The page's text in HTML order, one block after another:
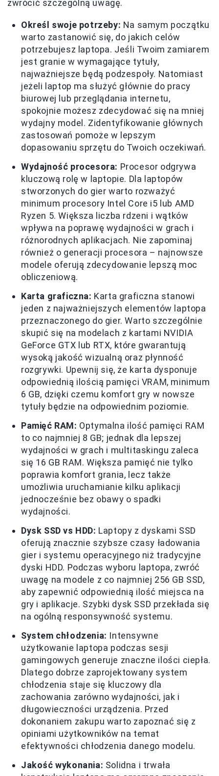
zwrócić szczególną uwagę.
Określ swoje potrzeby: Na samym początku
warto zastanowić się, do jakich celów
potrzebujesz laptopa. Jeśli Twoim zamiarem
jest granie w wymagające tytuły,
najważniejsze będą podzespoły. Natomiast
jeżeli laptop ma służyć głównie do pracy
biurowej lub przeglądania internetu,
spokojnie możesz zdecydować się na mniej
wydajny model. Zidentyfikowanie głównych
zastosowań pomoże w lepszym
dopasowaniu sprzętu do Twoich oczekiwań.
Wydajność procesora: Procesor odgrywa
kluczową rolę w laptopie. Dla laptopów
stworzonych do gier warto rozważyć
minimum procesory Intel Core i5 lub AMD
Ryzen 5. Większa liczba rdzeni i wątków
wpływa na poprawę wydajności w grach i
różnorodnych aplikacjach. Nie zapominaj
również o generacji procesora – najnowsze
modele oferują zdecydowanie lepszą moc
obliczeniową.
Karta graficzna: Karta graficzna stanowi
jeden z najważniejszych elementów laptopa
przeznaczonego do gier. Warto szczególnie
skupić się na modelach z kartami NVIDIA
GeForce GTX lub RTX, które gwarantują
wysoką jakość wizualną oraz płynność
rozgrywki. Upewnij się, że karta dysponuje
odpowiednią ilością pamięci VRAM, minimum
6 GB, dzięki czemu komfort gry w nowsze
tytuły będzie na odpowiednim poziomie.
Pamięć RAM: Optymalna ilość pamięci RAM
to co najmniej 8 GB; jednak dla lepszej
wydajności w grach i multitaskingu zaleca
się 16 GB RAM. Większa pamięć nie tylko
poprawia komfort grania, lecz także
umożliwia uruchamianie kilku aplikacji
jednocześnie bez obawy o spadki
wydajności.
Dysk SSD vs HDD: Laptopy z dyskami SSD
oferują znacznie szybsze czasy ładowania
gier i systemu operacyjnego niż tradycyjne
dyski HDD. Podczas wyboru laptopa, zwróć
uwagę na modele z co najmniej 256 GB SSD,
aby zapewnić odpowiednią ilość miejsca na
gry i aplikacje. Szybki dysk SSD przekłada się
na ogólną responsywność systemu.
System chłodzenia: Intensywne
użytkowanie laptopa podczas sesji
gamingowych generuje znaczne ilości ciepła.
Dlatego dobrze zaprojektowany system
chłodzenia staje się kluczowy dla
zachowania zarówno wydajności, jak i
długowieczności urządzenia. Przed
dokonaniem zakupu warto zapoznać się z
opiniami użytkowników na temat
efektywności chłodzenia danego modelu.
Jakość wykonania: Solidna i trwała